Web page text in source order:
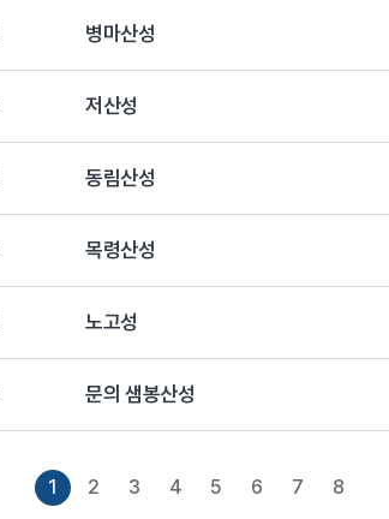
병마산성
저산성
동림산성
목령산성
노고성
문의 샘봉산성
1 2 3 4 5 6 7 8